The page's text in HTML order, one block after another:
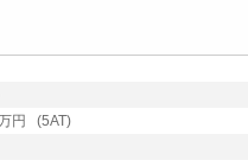
円 (5AT)